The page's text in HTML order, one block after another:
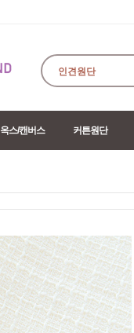
옥스/캔버스 커튼원단